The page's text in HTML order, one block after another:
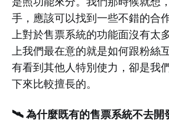
手，應該可以找到一些不錯的合
上對於售票系統的功能面沒有太
上我們最在意的就是如何跟粉絲
有看到其他人特別使力，卻是我
下來比較擅長的。
🛰️ 為什麼既有的售票系統不去開